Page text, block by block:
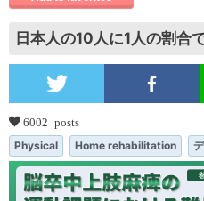
日本人の10人に1人の割合
6002 posts
Physical Home rehabilitation